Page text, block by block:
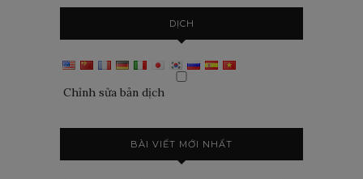
DỊCH
Chỉnh sửa bản dịch
BÀI VIẾT MỚI NHẤT